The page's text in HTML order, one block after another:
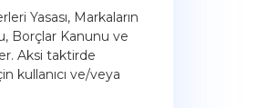
Yasası, Markaların
Borçlar Kanunu ve
Aksi taktirde
kullanıcı ve/veya